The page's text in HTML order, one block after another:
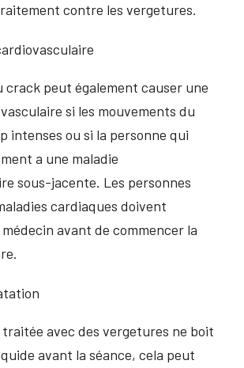
contre les vergetures.
crack peut également causer une
si les mouvements du
intenses ou si la personne qui
a une maladie
sous-jacente. Les personnes
cardiaques doivent
avant de commencer la
traitée avec des vergetures ne boit
avant la séance, cela peut